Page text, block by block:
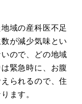
域の産科医不足
が減少気味とい
ので、どの地域
緊急時に、お腹
られるので、住
ます。